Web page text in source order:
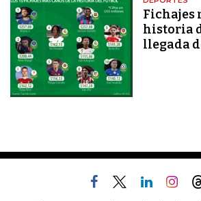
Fichajes
historia
llegada